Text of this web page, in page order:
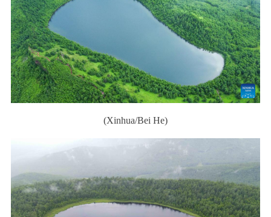
(Xinhua/Bei He)